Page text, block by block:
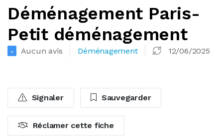
Déménagement Paris-
Petit déménagement
- Aucun avis Déménagement 12/06/2025
Signaler Sauvegarder
Réclamer cette fiche